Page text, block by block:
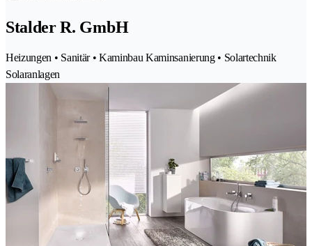
Stalder R. GmbH
Heizungen • Sanitär • Kaminbau Kaminsanierung • Solartechnik
Solaranlagen